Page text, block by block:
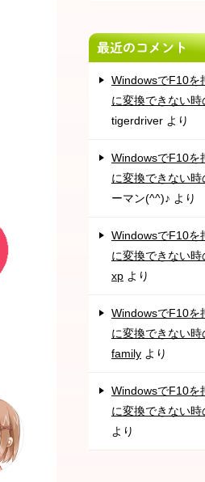
最近のコメント
WindowsでF10を
に変換できない時
tigerdriver より
WindowsでF10を
に変換できない時
ーマン(^^)♪ より
WindowsでF10を
に変換できない時
xp より
WindowsでF10を
に変換できない時
family より
WindowsでF10を
に変換できない時
より